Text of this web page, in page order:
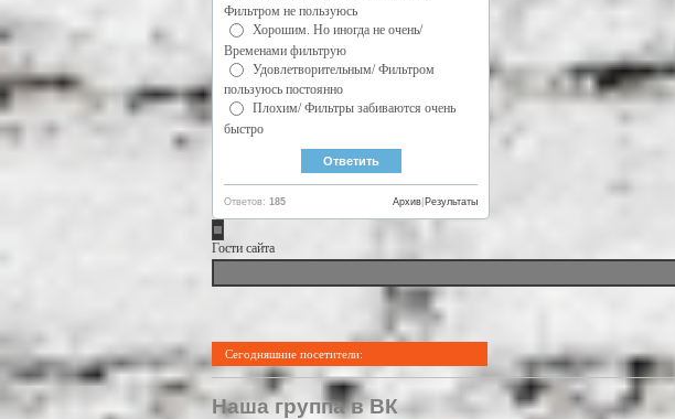
Фильтром не пользуюсь
Хорошим. Но иногда не очень/
Временами фильтрую
Удовлетворительным/ Фильтром
пользуюсь постоянно
Плохим/ Фильтры забиваются очень
быстро
Ответов: 185 Результаты
Архив
Гости сайта
Сегодняшние посетители:
Наша группа в ВК